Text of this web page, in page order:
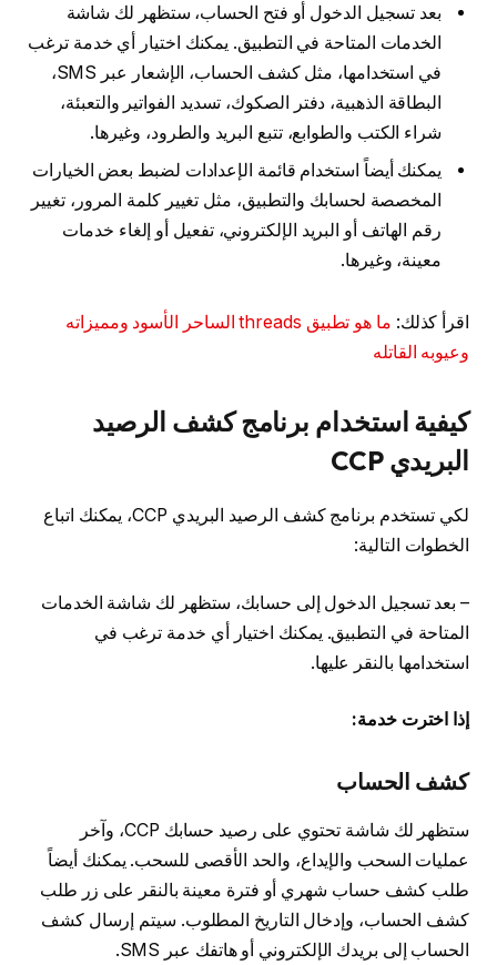
بعد تسجيل الدخول أو فتح الحساب، ستظهر لك شاشة
الخدمات المتاحة في التطبيق. يمكنك اختيار أي خدمة ترغب
في استخدامها، مثل كشف الحساب، الإشعار عبر SMS،
البطاقة الذهبية، دفتر الصكوك، تسديد الفواتير والتعبئة،
شراء الكتب والطوابع، تتبع البريد والطرود، وغيرها.
يمكنك أيضاً استخدام قائمة الإعدادات لضبط بعض الخيارات
المخصصة لحسابك والتطبيق، مثل تغيير كلمة المرور، تغيير
رقم الهاتف أو البريد الإلكتروني، تفعيل أو إلغاء خدمات
معينة، وغيرها.
اقرأ كذلك:
ما هو تطبيق threads الساحر الأسود ومميزاته
وعيوبه القاتله
كيفية استخدام برنامج كشف الرصيد
البريدي CCP
لكي تستخدم برنامج كشف الرصيد البريدي CCP، يمكنك اتباع
الخطوات التالية:
– بعد تسجيل الدخول إلى حسابك، ستظهر لك شاشة الخدمات
المتاحة في التطبيق. يمكنك اختيار أي خدمة ترغب في
استخدامها بالنقر عليها.
إذا اخترت خدمة:
كشف الحساب
ستظهر لك شاشة تحتوي على رصيد حسابك CCP، وآخر
عمليات السحب والإيداع، والحد الأقصى للسحب. يمكنك أيضاً
طلب كشف حساب شهري أو فترة معينة بالنقر على زر طلب
كشف الحساب، وإدخال التاريخ المطلوب. سيتم إرسال كشف
الحساب إلى بريدك الإلكتروني أو هاتفك عبر SMS.